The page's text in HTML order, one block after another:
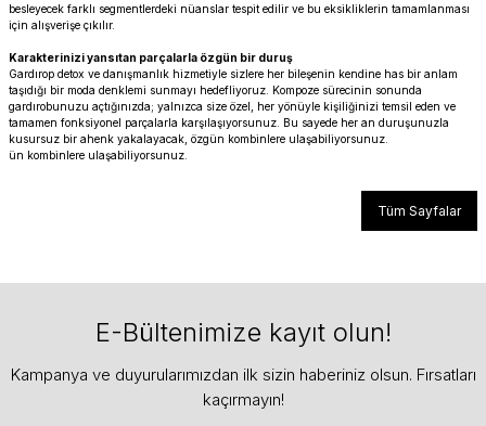
besleyecek farklı segmentlerdeki nüanslar tespit edilir ve bu eksikliklerin tamamlanması
için alışverişe çıkılır.
Karakterinizi yansıtan parçalarla özgün bir duruş
Gardırop detox ve danışmanlık hizmetiyle sizlere her bileşenin kendine has bir anlam
taşıdığı bir moda denklemi sunmayı hedefliyoruz. Kompoze sürecinin sonunda
gardırobunuzu açtığınızda; yalnızca size özel, her yönüyle kişiliğinizi temsil eden ve
tamamen fonksiyonel parçalarla karşılaşıyorsunuz. Bu sayede her an duruşunuzla
kusursuz bir ahenk yakalayacak, özgün kombinlere ulaşabiliyorsunuz.
ün kombinlere ulaşabiliyorsunuz.
Tüm Sayfalar
E-Bültenimize kayıt olun!
Kampanya ve duyurularımızdan ilk sizin haberiniz olsun. Fırsatları
kaçırmayın!